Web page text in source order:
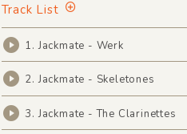
Track List
1. Jackmate - Werk
2. Jackmate - Skeletones
3. Jackmate - The Clarinettes